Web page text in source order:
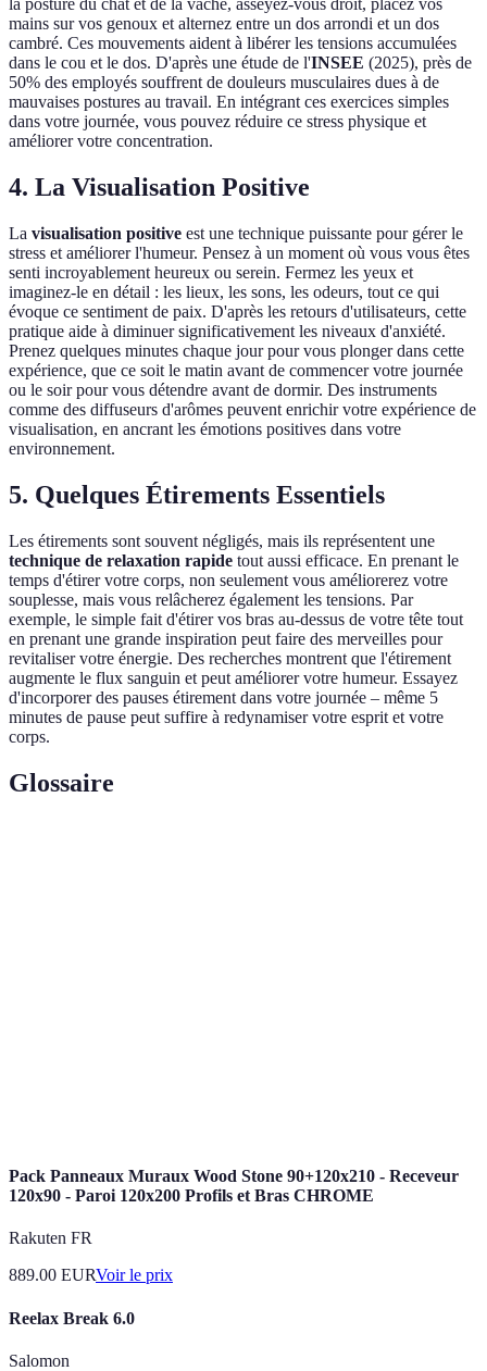
la posture du chat et de la vache, asseyez-vous droit, placez vos
mains sur vos genoux et alternez entre un dos arrondi et un dos
cambré. Ces mouvements aident à libérer les tensions accumulées
dans le cou et le dos. D'après une étude de l'INSEE (2025), près de
50% des employés souffrent de douleurs musculaires dues à de
mauvaises postures au travail. En intégrant ces exercices simples
dans votre journée, vous pouvez réduire ce stress physique et
améliorer votre concentration.
4. La Visualisation Positive
La visualisation positive est une technique puissante pour gérer le
stress et améliorer l'humeur. Pensez à un moment où vous vous êtes
senti incroyablement heureux ou serein. Fermez les yeux et
imaginez-le en détail : les lieux, les sons, les odeurs, tout ce qui
évoque ce sentiment de paix. D'après les retours d'utilisateurs, cette
pratique aide à diminuer significativement les niveaux d'anxiété.
Prenez quelques minutes chaque jour pour vous plonger dans cette
expérience, que ce soit le matin avant de commencer votre journée
ou le soir pour vous détendre avant de dormir. Des instruments
comme des diffuseurs d'arômes peuvent enrichir votre expérience de
visualisation, en ancrant les émotions positives dans votre
environnement.
5. Quelques Étirements Essentiels
Les étirements sont souvent négligés, mais ils représentent une
technique de relaxation rapide tout aussi efficace. En prenant le
temps d'étirer votre corps, non seulement vous améliorerez votre
souplesse, mais vous relâcherez également les tensions. Par
exemple, le simple fait d'étirer vos bras au-dessus de votre tête tout
en prenant une grande inspiration peut faire des merveilles pour
revitaliser votre énergie. Des recherches montrent que l'étirement
augmente le flux sanguin et peut améliorer votre humeur. Essayez
d'incorporer des pauses étirement dans votre journée – même 5
minutes de pause peut suffire à redynamiser votre esprit et votre
corps.
Glossaire
Pack Panneaux Muraux Wood Stone 90+120x210 - Receveur
120x90 - Paroi 120x200 Profils et Bras CHROME
Rakuten FR
889.00 EURVoir le prix
Reelax Break 6.0
Salomon